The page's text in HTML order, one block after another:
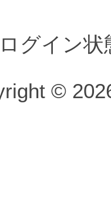
ログイン
©